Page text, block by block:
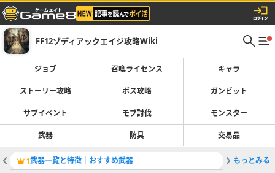
FF12ゾディアックエイジ攻略Wiki
ジョブ 召喚ライセンス キャラ
ストーリー攻略 ボス攻略 ガンビット
サブイベント モブ討伐 モンスター
武器 防具 交易品
1武器一覧と特徴｜おすすめ武器 2サブイ
もっとみる